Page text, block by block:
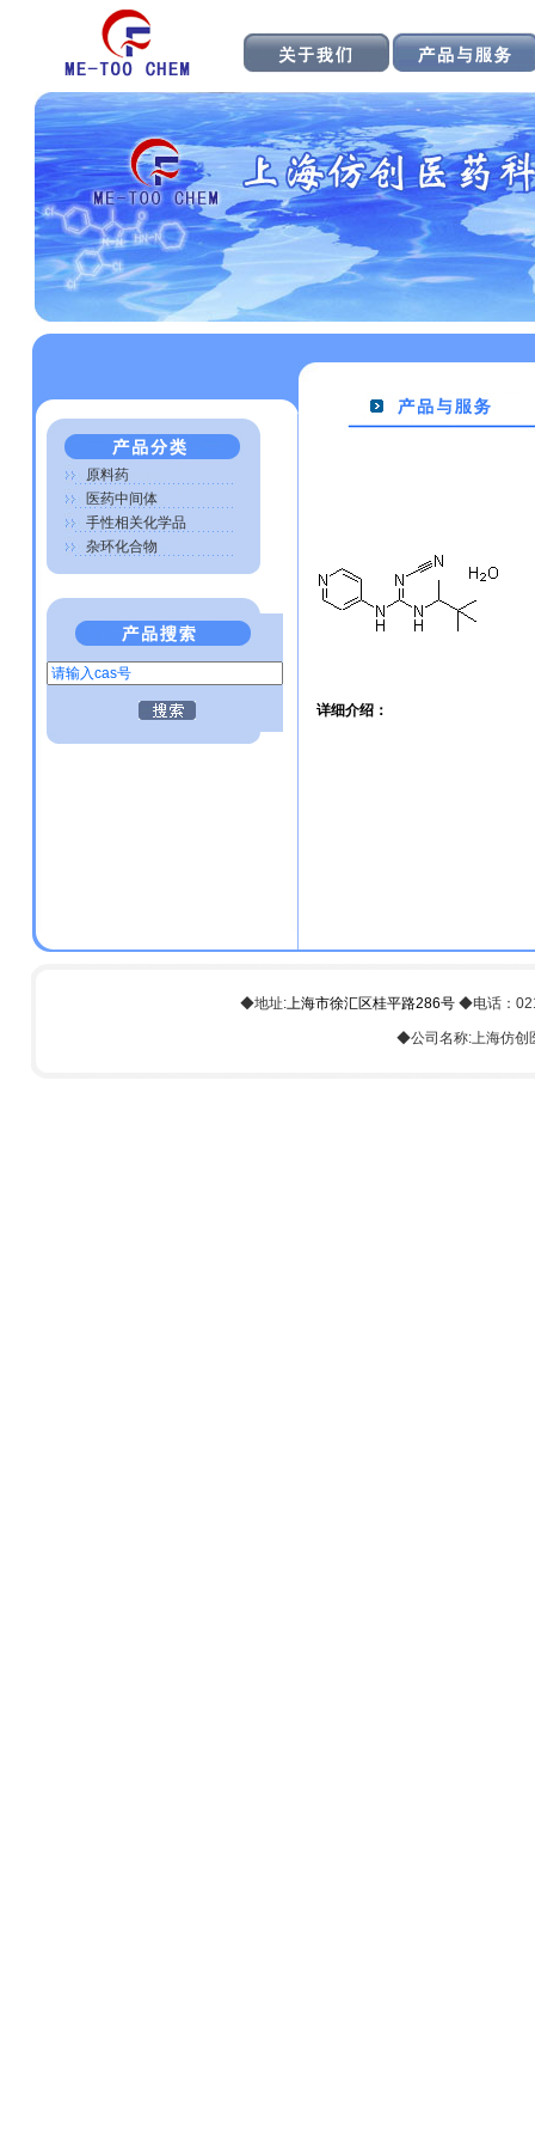
原料药
医药中间体
手性相关化学品
杂环化合物
详细介绍：
◆地址:上海市徐汇区桂平路286号 ◆电话：
◆公司名称:上海仿创